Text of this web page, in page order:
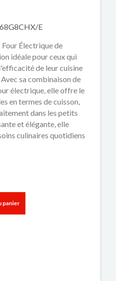
E
Électrique de
idéale pour ceux qui
de leur cuisine
sa combinaison de
électrique, elle offre le
en termes de cuisson,
dans les petits
et élégante, elle
culinaires quotidiens
panier